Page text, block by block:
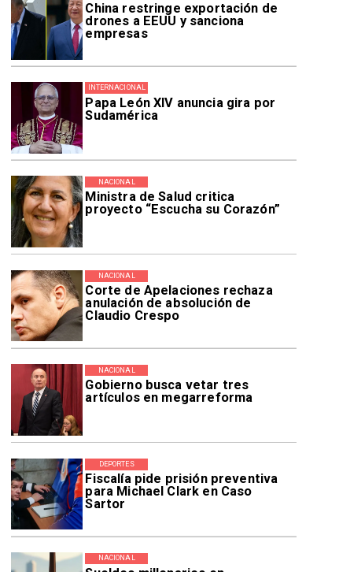
China restringe exportación de
drones a EEUU y sanciona
empresas
Papa León XIV anuncia gira por
Sudamérica
INTERNACIONAL
Ministra de Salud critica
proyecto “Escucha su Corazón”
NACIONAL
Corte de Apelaciones rechaza
anulación de absolución de
Claudio Crespo
NACIONAL
Gobierno busca vetar tres
artículos en megarreforma
NACIONAL
Fiscalía pide prisión preventiva
para Michael Clark en Caso
Sartor
DEPORTES
NACIONAL